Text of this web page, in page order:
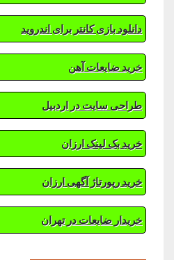
دانلود بازی کانتر برای اندروید
خرید ضایعات آهن
طراحی سایت در اردبیل
خرید بک لینک ارزان
خرید رپورتاژ آگهی ارزان
خریدار ضایعات در تهران